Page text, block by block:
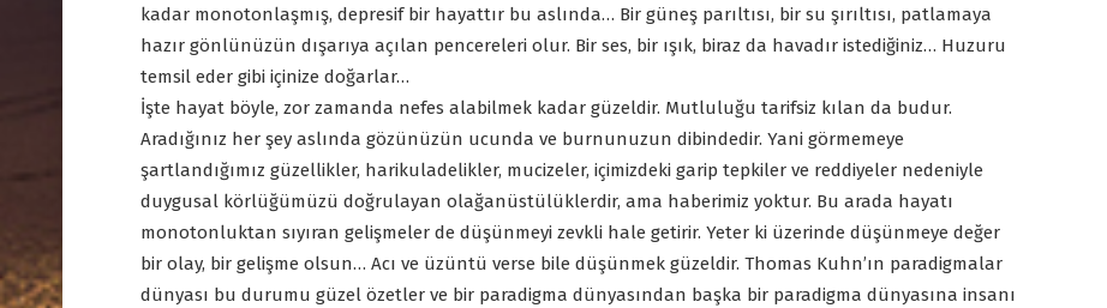
kadar monotonlaşmış, depresif bir hayattır bu aslında… Bir güneş parıltısı, bir su şırıltısı, patlamaya
hazır gönlünüzün dışarıya açılan pencereleri olur. Bir ses, bir ışık, biraz da havadır istediğiniz… Huzuru
temsil eder gibi içinize doğarlar…
İşte hayat böyle, zor zamanda nefes alabilmek kadar güzeldir. Mutluluğu tarifsiz kılan da budur.
Aradığınız her şey aslında gözünüzün ucunda ve burnunuzun dibindedir. Yani görmemeye
şartlandığımız güzellikler, harikuladelikler, mucizeler, içimizdeki garip tepkiler ve reddiyeler nedeniyle
duygusal körlüğümüzü doğrulayan olağanüstülüklerdir, ama haberimiz yoktur. Bu arada hayatı
monotonluktan sıyıran gelişmeler de düşünmeyi zevkli hale getirir. Yeter ki üzerinde düşünmeye değer
bir olay, bir gelişme olsun… Acı ve üzüntü verse bile düşünmek güzeldir. Thomas Kuhn’ın paradigmalar
dünyası bu durumu güzel özetler ve bir paradigma dünyasından başka bir paradigma dünyasına insanı